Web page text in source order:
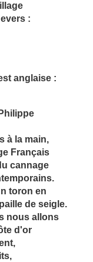
:
anglaise :
à la main,
Français
cannage
toron en
de seigle.
nous allons
d'or